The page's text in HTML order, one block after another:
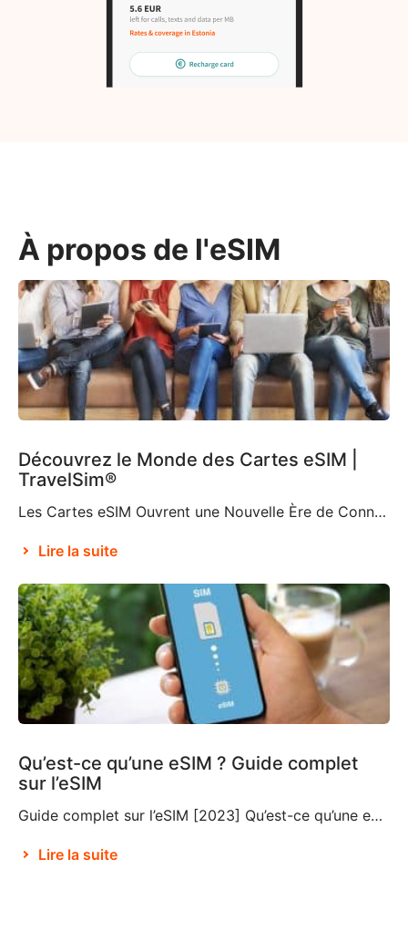
À propos de l'eSIM
Découvrez le Monde des Cartes eSIM |
TravelSim®
Les Cartes eSIM Ouvrent une Nouvelle Ère de Connectivité Selon Brian X. Chen, journaliste du New York Times spécialisé dans les technologies grand public, bientôt « la carte SIM physique n’existera plus« . C’est en partie grâce à la décision d’Apple de supprimer le support de carte SIM de l’iPhone 14, ce qui en fait le premier […]
Lire la suite
Qu’est-ce qu’une eSIM ? Guide complet
sur l’eSIM
Guide complet sur l’eSIM [2023] Qu’est-ce qu’une eSIM ? Si vous ne connaissez pas cette technologie relativement nouvelle, vous vous demandez ce qu’est une eSIM et si vous devriez choisir cette option pour vos déplacements et vos voyages. Une eSIM, également connue sous le nom de SIM intégrée ou SIM électronique, est un composant qui […]
Lire la suite